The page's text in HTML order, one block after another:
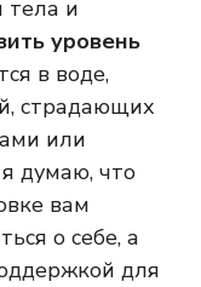
тела и
уровень
в воде,
страдающих
или
думаю, что
вам
о себе, а
для